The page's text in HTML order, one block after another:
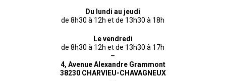
Du lundi au jeudi
de 8h30 à 12h et de 13h30 à 18h
Le vendredi
de 8h30 à 12h et de 13h30 à 17h
–
4, Avenue Alexandre Grammont
38230 CHARVIEU-CHAVAGNEUX